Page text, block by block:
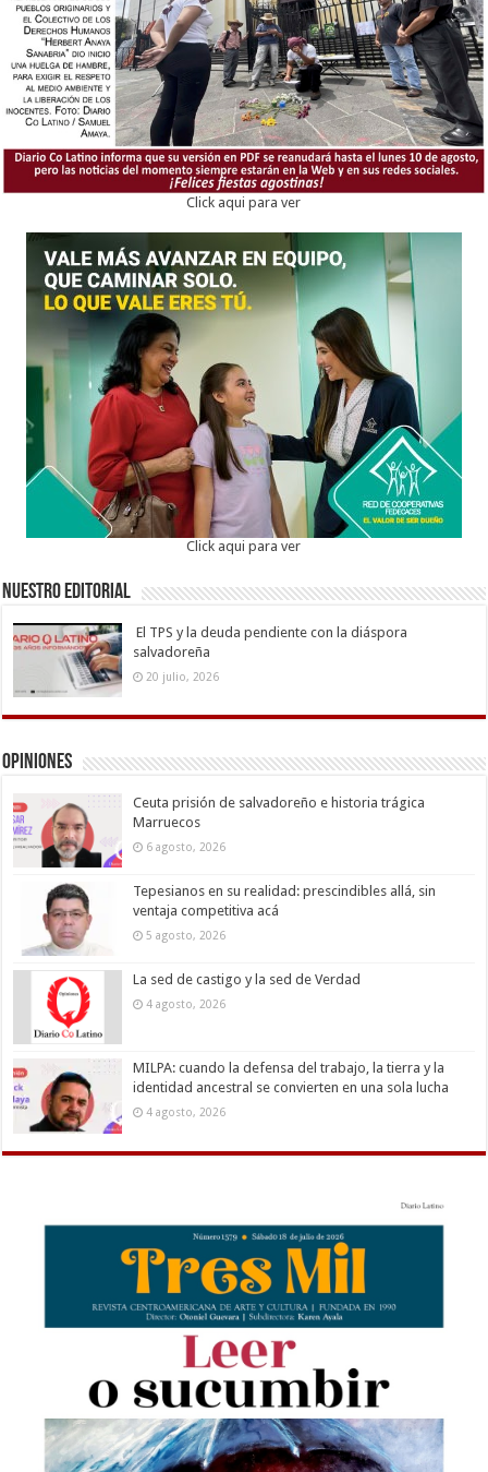
Click aqui para ver
Click aqui para ver
Nuestro Editorial
El TPS y la deuda pendiente con la diáspora
salvadoreña
20 julio, 2026
Opiniones
Ceuta prisión de salvadoreño e historia trágica
Marruecos
6 agosto, 2026
Tepesianos en su realidad: prescindibles allá, sin
ventaja competitiva acá
5 agosto, 2026
La sed de castigo y la sed de Verdad
4 agosto, 2026
MILPA: cuando la defensa del trabajo, la tierra y la
identidad ancestral se convierten en una sola lucha
4 agosto, 2026